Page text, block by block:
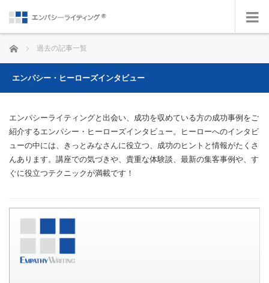
ホーム 過去の記事一覧
エンパシー・ヒーローズインタビュー
エンパシーライティングと出会い、成功を収めている方の成功事例をご
紹介するエンパシー・ヒーローズインタビュー。ヒーローへのインタビ
ューの中には、きっとみなさんに役立つ、成功のヒントと情報がたくさ
んあります。講座での気づきや、貴重な体験談、最新の集客事例や、す
ぐに役立つテクニックが満載です！